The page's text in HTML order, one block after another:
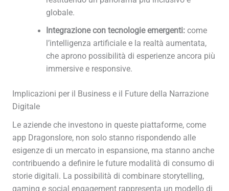
globale.
Integrazione con tecnologie emergenti: come
l’intelligenza artificiale e la realtà aumentata,
che aprono possibilità di esperienze ancora più
immersive e responsive.
Implicazioni per il Business e il Future della Narrazione
Digitale
Le aziende che investono in queste piattaforme, come
app Dragonslore, non solo stanno rispondendo alle
esigenze di un mercato in espansione, ma stanno anche
contribuendo a definire le future modalità di consumo di
storie digitali. La possibilità di combinare storytelling,
gaming e social engagement rappresenta un modello di